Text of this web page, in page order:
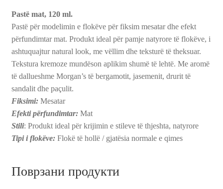
Pastë mat, 120 ml.
Pastë për modelimin e flokëve për fiksim mesatar dhe efekt
përfundimtar mat. Produkt ideal për pamje natyrore të flokëve, i
ashtuquajtur natural look, me vëllim dhe teksturë të theksuar.
Tekstura kremoze mundëson aplikim shumë të lehtë. Me aromë
të dallueshme Morgan’s të bergamotit, jasemenit, drurit të
sandalit dhe paçulit.
Fiksimi:Mesatar
Efekti përfundimtar:Mat
Stili: Produkt ideal për krijimin e stileve të thjeshta, natyrore
Tipi i flokëve:Flokë të hollë / gjatësia normale e qimes
Поврзани продукти